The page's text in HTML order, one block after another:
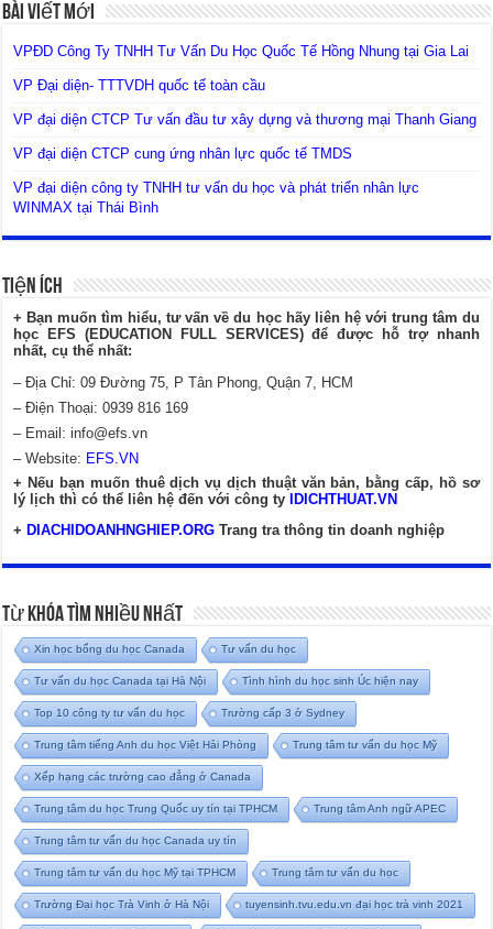
Bài Viết Mới
VPĐD Công Ty TNHH Tư Vấn Du Học Quốc Tế Hồng Nhung tại Gia Lai
VP Đại diện- TTTVDH quốc tế toàn cầu
VP đại diện CTCP Tư vấn đầu tư xây dựng và thương mại Thanh Giang
VP đại diện CTCP cung ứng nhân lực quốc tế TMDS
VP đại diện công ty TNHH tư vấn du học và phát triển nhân lực
WINMAX tại Thái Bình
Tiện Ích
+ Bạn muốn tìm hiểu, tư vấn về du học hãy liên hệ với trung tâm du
học EFS (EDUCATION FULL SERVICES) để được hỗ trợ nhanh
nhất, cụ thể nhất:
– Địa Chỉ: 09 Đường 75, P Tân Phong, Quận 7, HCM
– Điện Thoại: 0939 816 169
– Email:info@efs.vn
– Website: EFS.VN
+ Nếu bạn muốn thuê dịch vụ dịch thuật văn bản, bằng cấp, hồ sơ
lý lịch thì có thể liên hệ đến với công ty
IDICHTHUAT.VN
+ DIACHIDOANHNGHIEP.ORG Trang tra thông tin doanh nghiệp
Từ Khóa Tìm Nhiều Nhất
Xin học bổng du học Canada Tư vấn du học
Tư vấn du học Canada tại Hà Nội Tình hình du học sinh Úc hiện nay
Top 10 công ty tư vấn du học Trường cấp 3 ở Sydney
Trung tâm tiếng Anh du học Việt Hải Phòng Trung tâm tư vấn du học Mỹ
Xếp hạng các trường cao đẳng ở Canada
Trung tâm du học Trung Quốc uy tín tại TPHCM Trung tâm Anh ngữ APEC
Trung tâm tư vấn du học Canada uy tín
Trung tâm tư vấn du học Mỹ tại TPHCM Trung tâm tư vấn du học
Trường Đại học Trà Vinh ở Hà Nội tuyensinh.tvu.edu.vn đại học trà vinh 2021